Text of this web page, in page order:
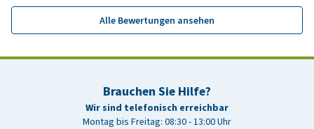
Alle Bewertungen ansehen
Brauchen Sie Hilfe?
Wir sind telefonisch erreichbar
Montag bis Freitag: 08:30 - 13:00 Uhr